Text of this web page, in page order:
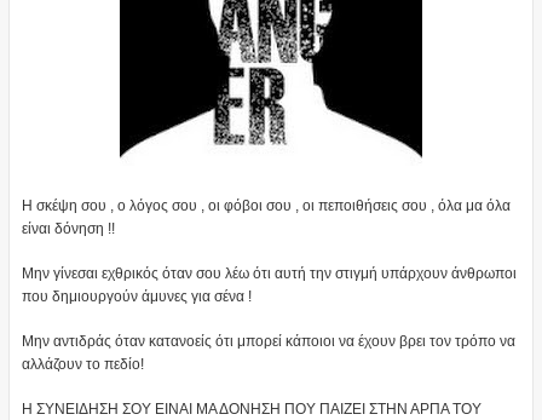
Η σκέψη σου , ο λόγος σου , οι φόβοι σου , οι πεποιθήσεις σου , όλα μα όλα
είναι δόνηση !!
Μην γίνεσαι εχθρικός όταν σου λέω ότι αυτή την στιγμή υπάρχουν άνθρωποι
που δημιουργούν άμυνες για σένα !
Μην αντιδράς όταν κατανοείς ότι μπορεί κάποιοι να έχουν βρει τον τρόπο να
αλλάζουν το πεδίο!
Η ΣΥΝΕΙΔΗΣΗ ΣΟΥ ΕΙΝΑΙ ΜΑ ΔΟΝΗΣΗ ΠΟΥ ΠΑΙΖΕΙ ΣΤΗΝ ΑΡΠΑ ΤΟΥ